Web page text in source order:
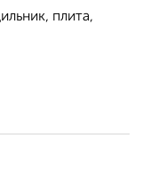
плита,